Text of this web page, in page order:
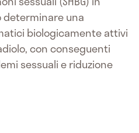
determinare una
biologicamente attivi
con conseguenti
sessuali e riduzione